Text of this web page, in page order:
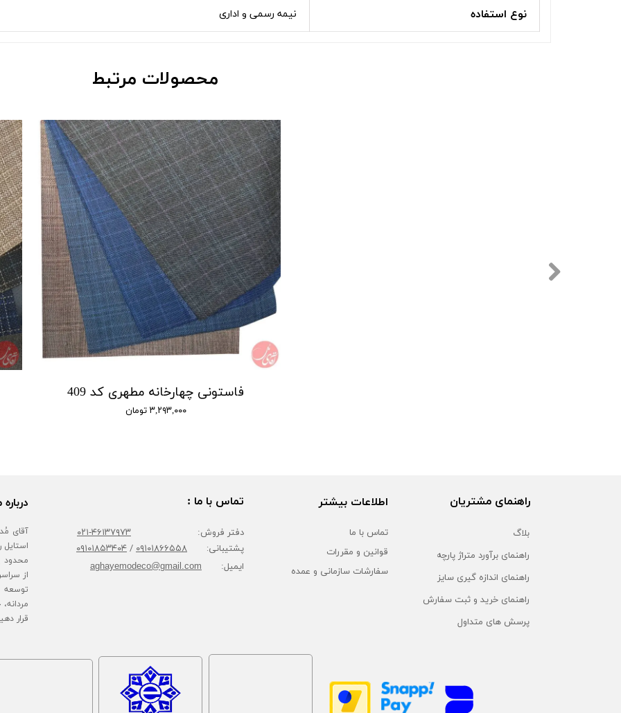
نوع استفاده نیمه رسمی و اداری
محصولات مرتبط
فاستونی چهارخانه مطهری کد 409
۳,۲۹۳,۰۰۰ تومان
درباره
محدود
از
قرار
راهنمای مشتریان
بلاگ
راهنمای برآورد متراژ پارچه
راهنمای اندازه گیری سایز
راهنمای خرید و ثبت سفارش
پرسش های متداول
اطلاعات بیشتر
تماس با ما
قوانین و مقررات
سفارشات سازمانی و عمده
تماس با ما :
دفتر فروش: ۴۶۱۳۷۹۷۳-۰۲۱
پشتیبانی: ۰۹۱۰۱۸۶۶۵۵۸/۰۹۱۰۱۸۵۳۴۰۴
ایمیل: aghayemodeco@gmail.com